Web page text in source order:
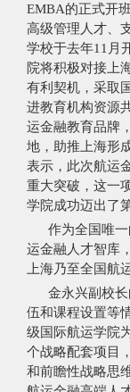
EMBA的正式开
高级管理人才、
学校于去年11月
院将积极对接上
有利契机，采取
进教育机构资源
运金融教育品牌
地，助推上海形
表示，此次航运
重大突破，这一
学院成功迈出了
作为全国唯一
运金融人才智库
上海乃至全国航
金永兴副校长
伍和课程设置等
级国际航运学院
个战略配套项目
和前瞻性战略思